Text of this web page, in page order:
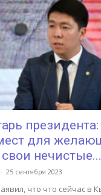
для
нечистые...
- 25 сентября 2023
что что сейчас в